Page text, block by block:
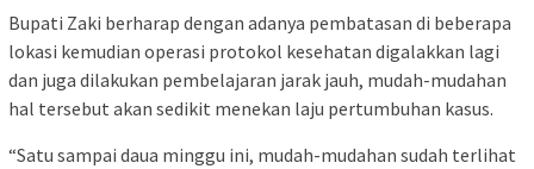
Bupati Zaki berharap dengan adanya pembatasan di beberapa
lokasi kemudian operasi protokol kesehatan digalakkan lagi
dan juga dilakukan pembelajaran jarak jauh, mudah-mudahan
hal tersebut akan sedikit menekan laju pertumbuhan kasus.
“Satu sampai daua minggu ini, mudah-mudahan sudah terlihat